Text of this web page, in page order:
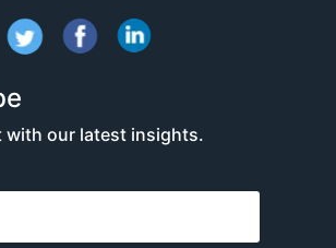
with our latest insights.